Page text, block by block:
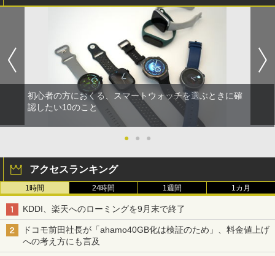
初心者の方におくる、スマートウォッチを選ぶときに確
認したい10のこと
● ● ●
アクセスランキング
1時間 24時間 1週間 1カ月
KDDI、楽天へのローミングを9月末で終了
ドコモ前田社長が「ahamo40GB化は検証のため」、料金値上げ
への考え方にも言及